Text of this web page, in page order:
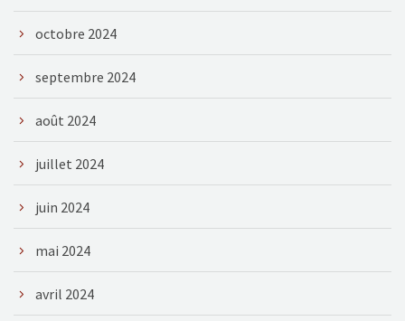
octobre 2024
septembre 2024
août 2024
juillet 2024
juin 2024
mai 2024
avril 2024